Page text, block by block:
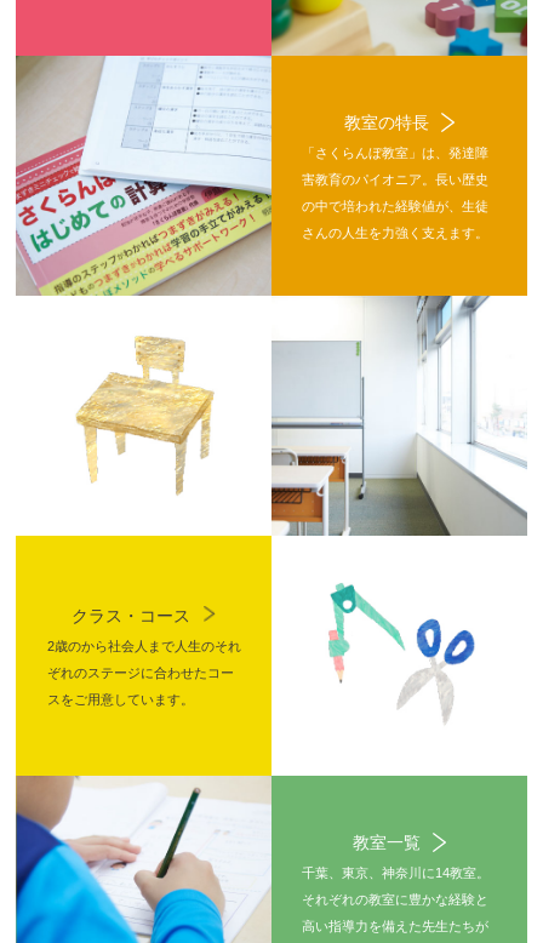
教室の特長
「さくらんぼ教室」は、発達障
害教育のパイオニア。長い歴史
の中で培われた経験値が、生徒
さんの人生を力強く支えます。
クラス・コース
2歳のから社会人まで人生のそれ
ぞれのステージに合わせたコー
スをご用意しています。
教室一覧
千葉、東京、神奈川に14教室。
それぞれの教室に豊かな経験と
高い指導力を備えた先生たちが